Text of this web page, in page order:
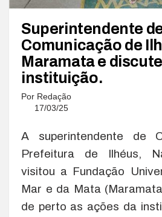
Superintendente
Comunicação de
Maramata e
instituição.
Por Redação
17/03/25
A superintendente de
Prefeitura de Ilhéus,
visitou a Fundação
Mar e da Mata
de perto as ações da